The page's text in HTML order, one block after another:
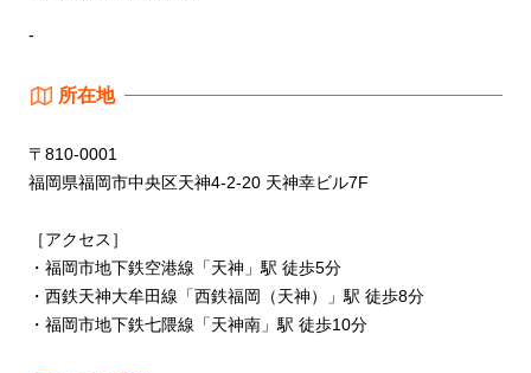
-
所在地
〒810-0001
福岡県福岡市中央区天神4-2-20 天神幸ビル7F
［アクセス］
・福岡市地下鉄空港線「天神」駅 徒歩5分
・西鉄天神大牟田線「西鉄福岡（天神）」駅 徒歩8分
・福岡市地下鉄七隈線「天神南」駅 徒歩10分